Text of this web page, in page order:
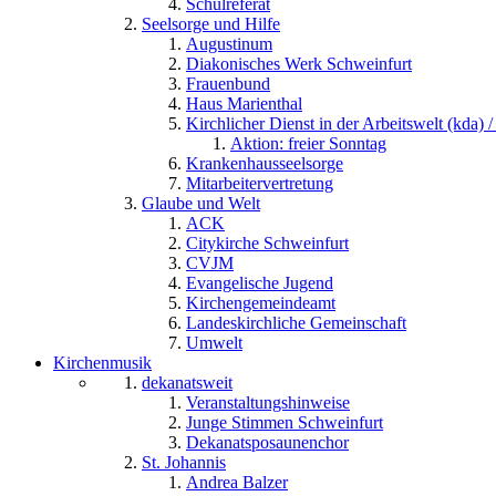
Schulreferat
Seelsorge und Hilfe
Augustinum
Diakonisches Werk Schweinfurt
Frauenbund
Haus Marienthal
Kirchlicher Dienst in der Arbeitswelt (kda) /
Aktion: freier Sonntag
Krankenhausseelsorge
Mitarbeitervertretung
Glaube und Welt
ACK
Citykirche Schweinfurt
CVJM
Evangelische Jugend
Kirchengemeindeamt
Landeskirchliche Gemeinschaft
Umwelt
Kirchenmusik
dekanatsweit
Veranstaltungshinweise
Junge Stimmen Schweinfurt
Dekanatsposaunenchor
St. Johannis
Andrea Balzer